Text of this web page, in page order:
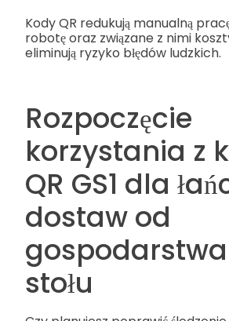
Kody QR redukują manualną
robotę oraz związane z nimi
eliminują ryzyko błędów ludzkich.
Rozpoczęcie
korzystania z
QR GS1 dla
dostaw od
stołu